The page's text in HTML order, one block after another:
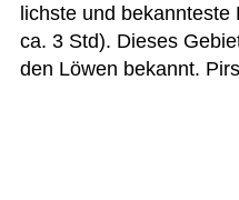
lichste und
ca. 3 Std). Die­ses
den Löwen bekannt.